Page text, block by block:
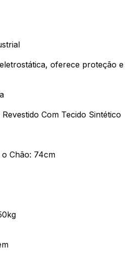
oferece proteção e
Com Tecido Sintético
Chão: 74cm